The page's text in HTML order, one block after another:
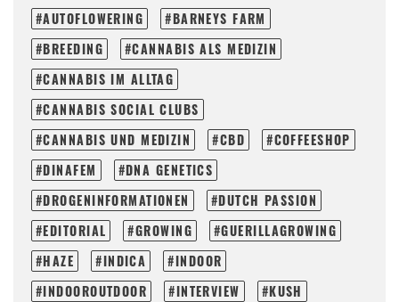
AUTOFLOWERING
BARNEYS FARM
BREEDING
CANNABIS ALS MEDIZIN
CANNABIS IM ALLTAG
CANNABIS SOCIAL CLUBS
CANNABIS UND MEDIZIN
CBD
COFFEESHOP
DINAFEM
DNA GENETICS
DROGENINFORMATIONEN
DUTCH PASSION
EDITORIAL
GROWING
GUERILLAGROWING
HAZE
INDICA
INDOOR
INDOOROUTDOOR
INTERVIEW
KUSH